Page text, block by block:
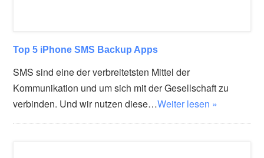
Top 5 iPhone SMS Backup Apps
SMS sind eine der verbreitetsten Mittel der
Kommunikation und um sich mit der Gesellschaft zu
verbinden. Und wir nutzen diese…Weiter lesen »